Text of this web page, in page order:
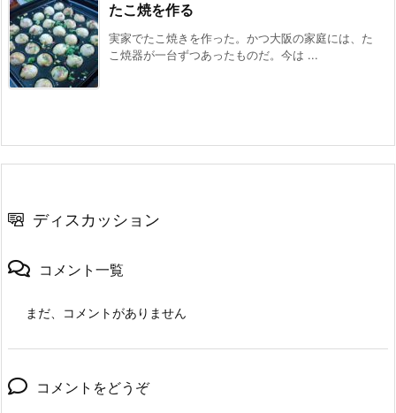
たこ焼を作る
実家でたこ焼きを作った。かつ大阪の家庭には、た
こ焼器が一台ずつあったものだ。今は ...
ディスカッション
コメント一覧
まだ、コメントがありません
コメントをどうぞ